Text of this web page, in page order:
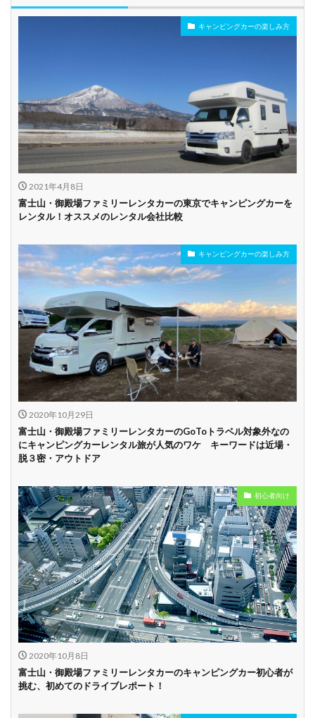
駅配車あり 多言語対応 年末年始営業
配車サービスあり
マイカー預かりあ
り
カード支払い可
ビジネス利用 カップル向き ファミリー向き
貸し出しオプショ
ン充実
新車多数あり
試乗プラン有り
キャンペーン開催
中
長期割引
学割 早割
キャンピングカーの楽しみ方
2021年4月8日
富士山・御殿場ファミリーレンタカーの東京でキャンピングカーを
レンタル！オススメのレンタル会社比較
キャンピングカーの楽しみ方
2020年10月29日
富士山・御殿場ファミリーレンタカーのGoToトラベル対象外なの
にキャンピングカーレンタル旅が人気のワケ キーワードは近場・
脱３密・アウトドア
初心者向け
2020年10月8日
富士山・御殿場ファミリーレンタカーのキャンピングカー初心者が
挑む、初めてのドライブレポート！